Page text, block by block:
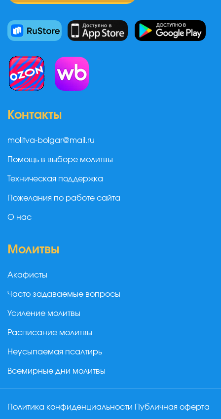
Контакты
molitva-bolgar@mail.ru
Помощь в выборе молитвы
Техническая поддержка
Пожелания по работе сайта
О нас
Молитвы
Акафисты
Часто задаваемые вопросы
Усиление молитвы
Расписание молитвы
Неусыпаемая псалтирь
Всемирные дни молитвы
Политика конфиденциальности Публичная оферта